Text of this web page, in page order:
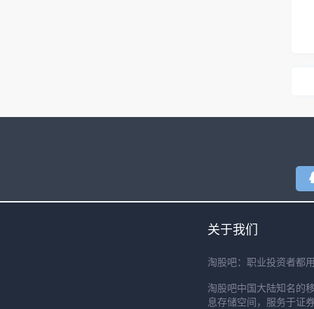
关于我们
淘股吧：职业投资者都
淘股吧中国大陆知名的
息存储空间，服务于证